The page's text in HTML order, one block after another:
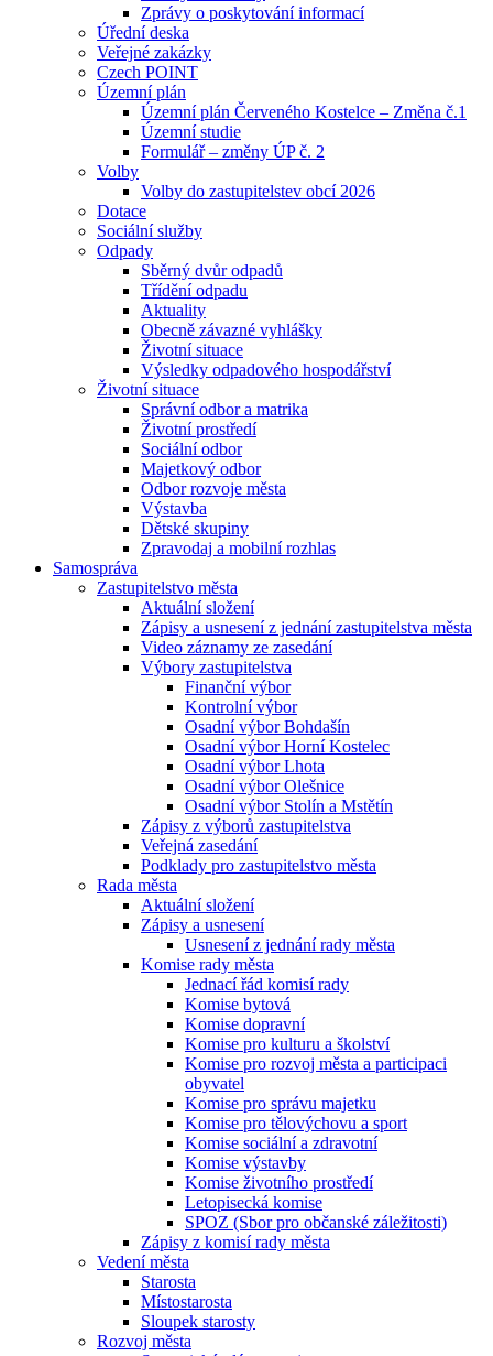
Zprávy o poskytování informací
Úřední deska
Veřejné zakázky
Czech POINT
Územní plán
Územní plán Červeného Kostelce – Změna č.1
Územní studie
Formulář – změny ÚP č. 2
Volby
Volby do zastupitelstev obcí 2026
Dotace
Sociální služby
Odpady
Sběrný dvůr odpadů
Třídění odpadu
Aktuality
Obecně závazné vyhlášky
Životní situace
Výsledky odpadového hospodářství
Životní situace
Správní odbor a matrika
Životní prostředí
Sociální odbor
Majetkový odbor
Odbor rozvoje města
Výstavba
Dětské skupiny
Zpravodaj a mobilní rozhlas
Samospráva
Zastupitelstvo města
Aktuální složení
Zápisy a usnesení z jednání zastupitelstva města
Video záznamy ze zasedání
Výbory zastupitelstva
Finanční výbor
Kontrolní výbor
Osadní výbor Bohdašín
Osadní výbor Horní Kostelec
Osadní výbor Lhota
Osadní výbor Olešnice
Osadní výbor Stolín a Mstětín
Zápisy z výborů zastupitelstva
Veřejná zasedání
Podklady pro zastupitelstvo města
Rada města
Aktuální složení
Zápisy a usnesení
Usnesení z jednání rady města
Komise rady města
Jednací řád komisí rady
Komise bytová
Komise dopravní
Komise pro kulturu a školství
Komise pro rozvoj města a participaci
obyvatel
Komise pro správu majetku
Komise pro tělovýchovu a sport
Komise sociální a zdravotní
Komise výstavby
Komise životního prostředí
Letopisecká komise
SPOZ (Sbor pro občanské záležitosti)
Zápisy z komisí rady města
Vedení města
Starosta
Místostarosta
Sloupek starosty
Rozvoj města